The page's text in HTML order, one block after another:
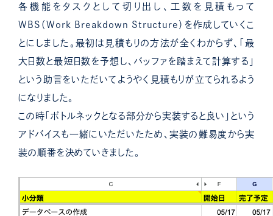
各機能をタスクとして切り出し、工数を見積もって
WBS（Work Breakdown Structure）を作成していくこ
とにしました。 最初は見積もりの方法が全くわからず、「最
大日数と最短日数を予想し、バッファを踏まえて計算する」
という助言をいただいてようやく見積もりが立てられるよう
になりました。
この時「ボトルネックとなる部分から実装すると良い」という
アドバイスも一緒にいただいたため、実装の難易度から実
装の順番を決めていきました。